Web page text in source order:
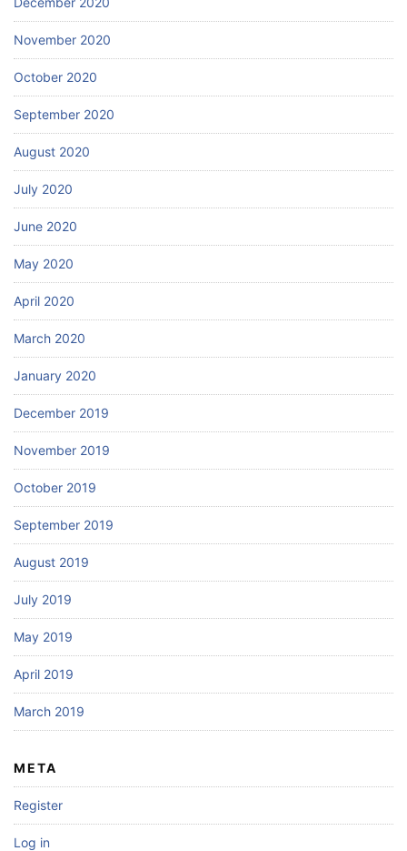
November 2020
October 2020
September 2020
August 2020
July 2020
June 2020
May 2020
April 2020
March 2020
January 2020
December 2019
November 2019
October 2019
September 2019
August 2019
July 2019
May 2019
April 2019
March 2019
META
Register
Log in